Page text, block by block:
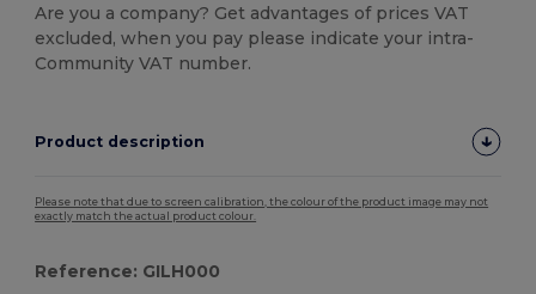
Are you a company? Get advantages of prices VAT
excluded, when you pay please indicate your intra-
Community VAT number.
Product description
Please note that due to screen calibration, the colour of the product image may not
exactly match the actual product colour.
Reference: GILH000